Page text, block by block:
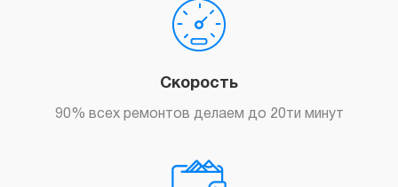
Скорость
90% всех ремонтов делаем до 20ти минут